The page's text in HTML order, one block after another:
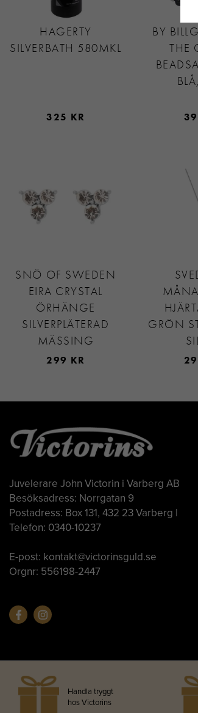
HAGERTY
SILVERBATH 580MKL
325 KR
BY
THE
SNÖ OF SWEDEN
EIRA CRYSTAL
ÖRHÄNGE
SILVERPLÄTERAD
MÄSSING
299 KR
GRÖN
Juvelerare John Victorin i Varberg AB
Besöksadress: Norrgatan 9
Postadress: Box 131, 432 23 Varberg |
Telefon: 0340-10237
E-post: kontakt@victorinsguld.se
Orgnr: 556198-2447
Handla tryggt
hos Victorins